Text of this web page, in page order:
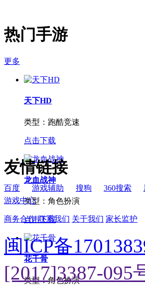
热门手游
更多
天下HD
类型： 跑酷竞速
点击下载
龙血战神
类型： 角色扮演
点击下载
花千骨
类型：角色扮演
友情链接
百度 游戏辅助 搜狗 360搜索
游戏中心
商务合作 联系我们 关于我们 家长监护
闽ICP备
[2017]3387-095